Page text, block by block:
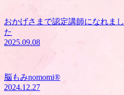
おかげさまで認定講師になれまし
た
2025.09.08
脳もみnomomi®︎
2024.12.27